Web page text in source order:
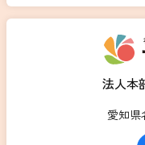
法人本
愛知県